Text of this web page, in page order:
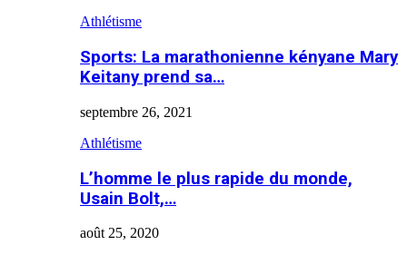
Athlétisme
Sports: La marathonienne kényane Mary
Keitany prend sa…
septembre 26, 2021
Athlétisme
L’homme le plus rapide du monde,
Usain Bolt,…
août 25, 2020